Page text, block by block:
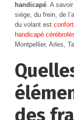
handicapé . A
siège, du frein, de
du volant est
handicapé
Montpellier, Arles,
des